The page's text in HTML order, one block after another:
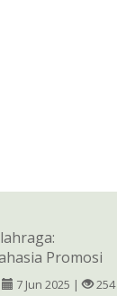
Promosi
7 Jun 2025 | 254